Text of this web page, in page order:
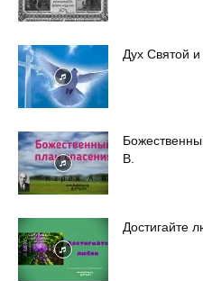
Дух Святой
В.
Достигайте